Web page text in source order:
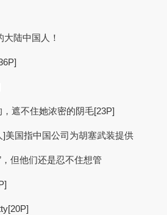
陆中国人！
遮不住她浓密的阴毛[23P]
美国指中国公司为胡塞武装提供
但他们还是忍不住想管